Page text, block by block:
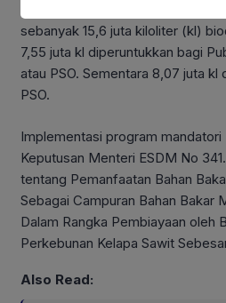
sebanyak 15,6 juta kiloliter (kl)
7,55 juta kl diperuntukkan bagi
atau PSO. Sementara 8,07 juta kl
PSO.
Implementasi program
Keputusan Menteri ESDM No
tentang Pemanfaatan Bahan
Sebagai Campuran Bahan Bakar
Dalam Rangka Pembiayaan oleh
Perkebunan Kelapa Sawit
Also Read: